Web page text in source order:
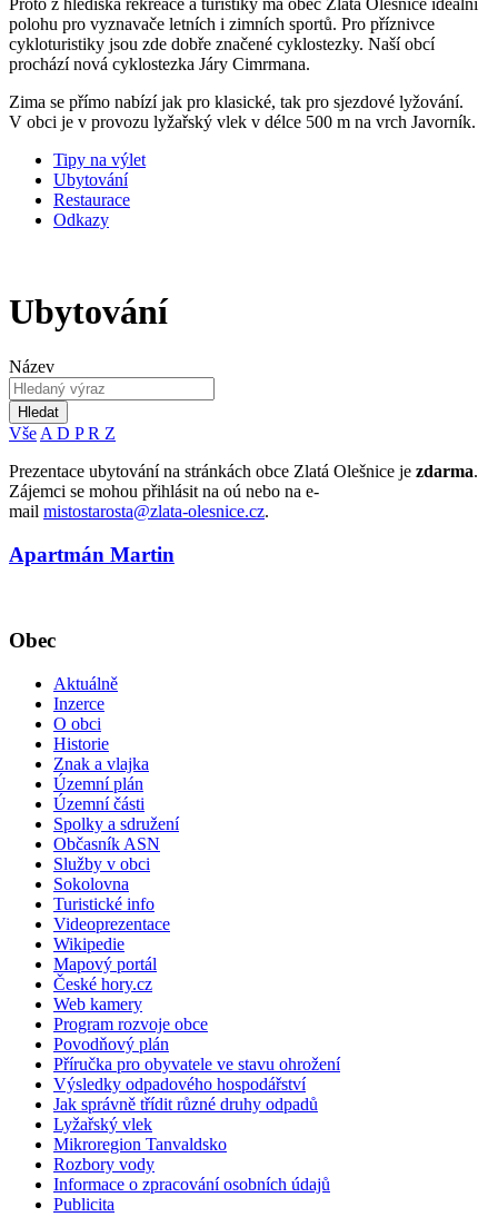
Proto z hlediska rekreace a turistiky má obec Zlatá Olešnice ideální
polohu pro vyznavače letních i zimních sportů. Pro příznivce
cykloturistiky jsou zde dobře značené cyklostezky. Naší obcí
prochází nová cyklostezka Járy Cimrmana.
Zima se přímo nabízí jak pro klasické, tak pro sjezdové lyžování.
V obci je v provozu lyžařský vlek v délce 500 m na vrch Javorník.
Tipy na výlet
Ubytování
Restaurace
Odkazy
Ubytování
Název
Hledat
Vše A D PR Z
Prezentace ubytování na stránkách obce Zlatá Olešnice je zdarma.
Zájemci se mohou přihlásit na oú nebo na e-
mail mistostarosta@zlata-olesnice.cz.
Apartmán Martin
Obec
Aktuálně
Inzerce
O obci
Historie
Znak a vlajka
Územní plán
Územní části
Spolky a sdružení
Občasník ASN
Služby v obci
Sokolovna
Turistické info
Videoprezentace
Wikipedie
Mapový portál
České hory.cz
Web kamery
Program rozvoje obce
Povodňový plán
Příručka pro obyvatele ve stavu ohrožení
Výsledky odpadového hospodářství
Jak správně třídit různé druhy odpadů
Lyžařský vlek
Mikroregion Tanvaldsko
Rozbory vody
Informace o zpracování osobních údajů
Publicita